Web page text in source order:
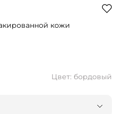
кожи
Цвет: бордовый